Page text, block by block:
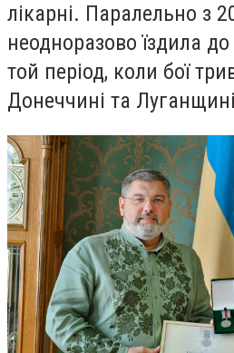
лікарні. Паралельно з
неодноразово їздила
той період, коли бої
Донеччині та